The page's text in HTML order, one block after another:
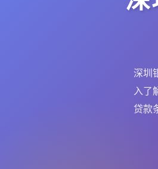
深圳
入了
贷款